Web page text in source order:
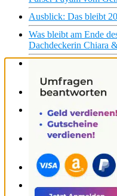
Ausblick: Das bleibt
Was bleibt am Ende
Dachdeckerin Chiara
Was bleibt am Ende
Angeln nur zum
Vom kriminellen
Ich konnte nur
Wenn der Traum
Ein Schweizer in
Öko-Flüge, nur ein
Nur noch gestresst: